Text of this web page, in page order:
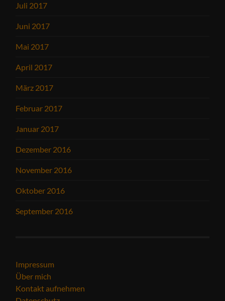
Juli 2017
Juni 2017
Mai 2017
April 2017
März 2017
Februar 2017
Januar 2017
Dezember 2016
November 2016
Oktober 2016
September 2016
Impressum
Über mich
Kontakt aufnehmen